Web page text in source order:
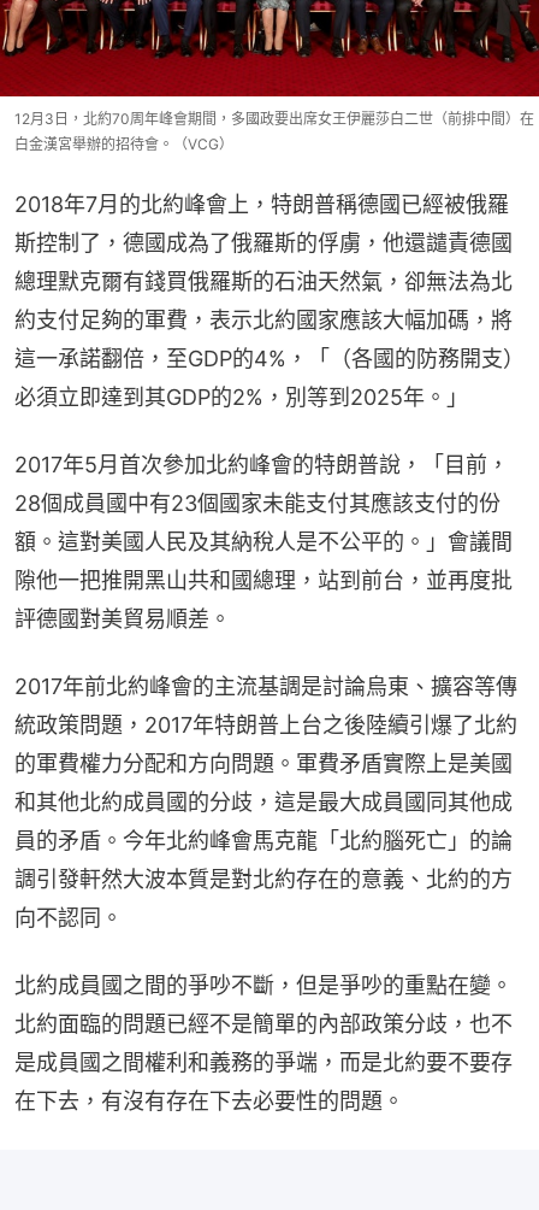
12月3日，北約70周年峰會期間，多國政要出席女王伊麗莎白二世（前排中間）在
白金漢宮舉辦的招待會。（VCG）
2018年7月的北約峰會上，特朗普稱德國已經被俄羅
斯控制了，德國成為了俄羅斯的俘虜，他還譴責德國
總理默克爾有錢買俄羅斯的石油天然氣，卻無法為北
約支付足夠的軍費，表示北約國家應該大幅加碼，將
這一承諾翻倍，至GDP的4%，「（各國的防務開支）
必須立即達到其GDP的2%，別等到2025年。」
2017年5月首次參加北約峰會的特朗普說，「目前，
28個成員國中有23個國家未能支付其應該支付的份
額。這對美國人民及其納稅人是不公平的。」會議間
隙他一把推開黑山共和國總理，站到前台，並再度批
評德國對美貿易順差。
2017年前北約峰會的主流基調是討論烏東、擴容等傳
統政策問題，2017年特朗普上台之後陸續引爆了北約
的軍費權力分配和方向問題。軍費矛盾實際上是美國
和其他北約成員國的分歧，這是最大成員國同其他成
員的矛盾。今年北約峰會馬克龍「北約腦死亡」的論
調引發軒然大波本質是對北約存在的意義、北約的方
向不認同。
北約成員國之間的爭吵不斷，但是爭吵的重點在變。
北約面臨的問題已經不是簡單的內部政策分歧，也不
是成員國之間權利和義務的爭端，而是北約要不要存
在下去，有沒有存在下去必要性的問題。